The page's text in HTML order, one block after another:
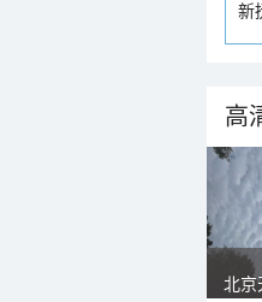
新
高
北京